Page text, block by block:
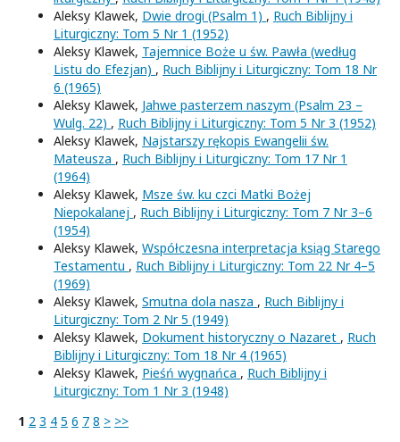
Aleksy Klawek, Dwie drogi (Psalm 1) , Ruch Biblijny i
Liturgiczny: Tom 5 Nr 1 (1952)
Aleksy Klawek, Tajemnice Boże u św. Pawła (według
Listu do Efezjan) , Ruch Biblijny i Liturgiczny: Tom 18 Nr
6 (1965)
Aleksy Klawek, Jahwe pasterzem naszym (Psalm 23 –
Wulg. 22) , Ruch Biblijny i Liturgiczny: Tom 5 Nr 3 (1952)
Aleksy Klawek, Najstarszy rękopis Ewangelii św.
Mateusza , Ruch Biblijny i Liturgiczny: Tom 17 Nr 1
(1964)
Aleksy Klawek, Msze św. ku czci Matki Bożej
Niepokalanej , Ruch Biblijny i Liturgiczny: Tom 7 Nr 3–6
(1954)
Aleksy Klawek, Współczesna interpretacja ksiąg Starego
Testamentu , Ruch Biblijny i Liturgiczny: Tom 22 Nr 4–5
(1969)
Aleksy Klawek, Smutna dola nasza , Ruch Biblijny i
Liturgiczny: Tom 2 Nr 5 (1949)
Aleksy Klawek, Dokument historyczny o Nazaret , Ruch
Biblijny i Liturgiczny: Tom 18 Nr 4 (1965)
Aleksy Klawek, Pieśń wygnańca , Ruch Biblijny i
Liturgiczny: Tom 1 Nr 3 (1948)
1 2 3 4 5 6 7 8 > >>